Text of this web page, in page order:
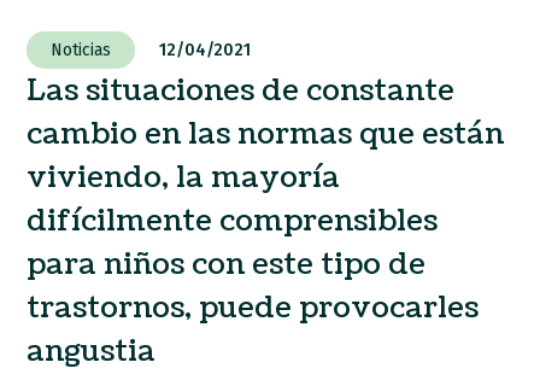
Noticias 12/04/2021
Las situaciones de constante
cambio en las normas que están
viviendo, la mayoría
difícilmente comprensibles
para niños con este tipo de
trastornos, puede provocarles
angustia